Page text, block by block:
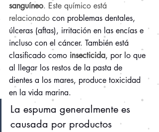
sanguíneo. Este químico está
relacionado con problemas dentales,
úlceras (aftas), irritación en las encías e
incluso con el cáncer. También está
clasificado como ​ insecticida​, por lo que
al llegar los restos de la pasta de
dientes a los mares, produce toxicidad
en la vida marina.
La espuma generalmente es
causada por productos